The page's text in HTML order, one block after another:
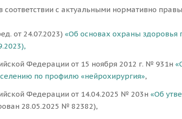
с актуальными нормативно
от 24.07.2023) «Об основах охраны здоровья
Федерации от 15 ноября 2012 г. № 931н
по профилю «нейрохирургия»,
Федерации от 14.04.2025 № 203н «Об
28.05.2025 № 82382),